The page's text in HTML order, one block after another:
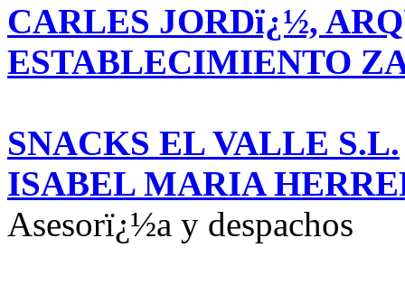
CARLES JORDï¿½,
ESTABLECIMIENTO
SNACKS EL VALLE S.L.
ISABEL MARIA
Asesorï¿½a y despachos